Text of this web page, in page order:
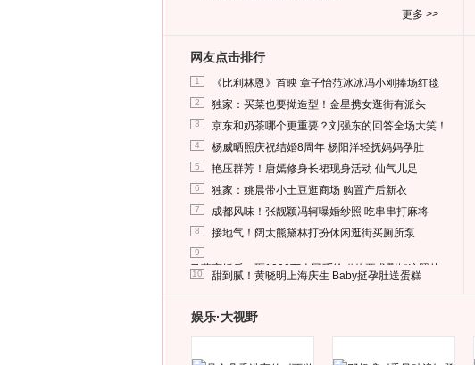
更多 >>
网友点击排行
1 《比利林恩》首映 章子怡范冰冰冯小刚捧场红毯
2 独家：买菜也要拗造型！金星携女逛街有派头
3 京东和奶茶哪个更重要？刘强东的回答全场大笑！
4 杨威晒照庆祝结婚8周年 杨阳洋轻抚妈妈孕肚
5 艳压群芳！唐嫣修身长裙现身活动 仙气儿足
6 独家：姚晨带小土豆逛商场 购置产后新衣
7 成都风味！张靓颖冯轲曝婚纱照 吃串串打麻将
8 接地气！阔太熊黛林打扮休闲逛街买厕所泵
9
马蓉离婚后，砸1000万人民币给媒体要求删掉这照片
10 甜到腻！黄晓明上海庆生 Baby挺孕肚送蛋糕
娱乐·大视野